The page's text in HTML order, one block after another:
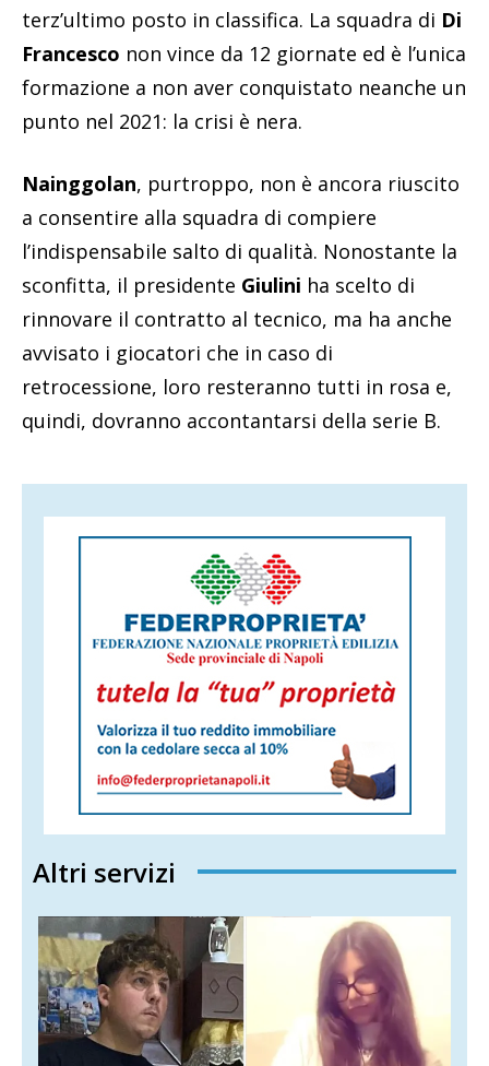
terz’ultimo posto in classifica. La squadra di Di
Francesco non vince da 12 giornate ed è l’unica
formazione a non aver conquistato neanche un
punto nel 2021: la crisi è nera.
Nainggolan, purtroppo, non è ancora riuscito
a consentire alla squadra di compiere
l’indispensabile salto di qualità. Nonostante la
sconfitta, il presidente Giulini ha scelto di
rinnovare il contratto al tecnico, ma ha anche
avvisato i giocatori che in caso di
retrocessione, loro resteranno tutti in rosa e,
quindi, dovranno accontantarsi della serie B.
Altri servizi